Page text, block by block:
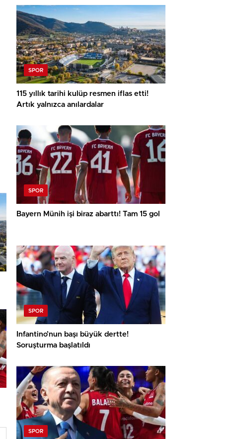
SPOR
115 yıllık tarihi kulüp resmen iflas etti!
Artık yalnızca anılardalar
SPOR
Bayern Münih işi biraz abarttı! Tam 15 gol
SPOR
Infantino’nun başı büyük dertte!
Soruşturma başlatıldı
SPOR